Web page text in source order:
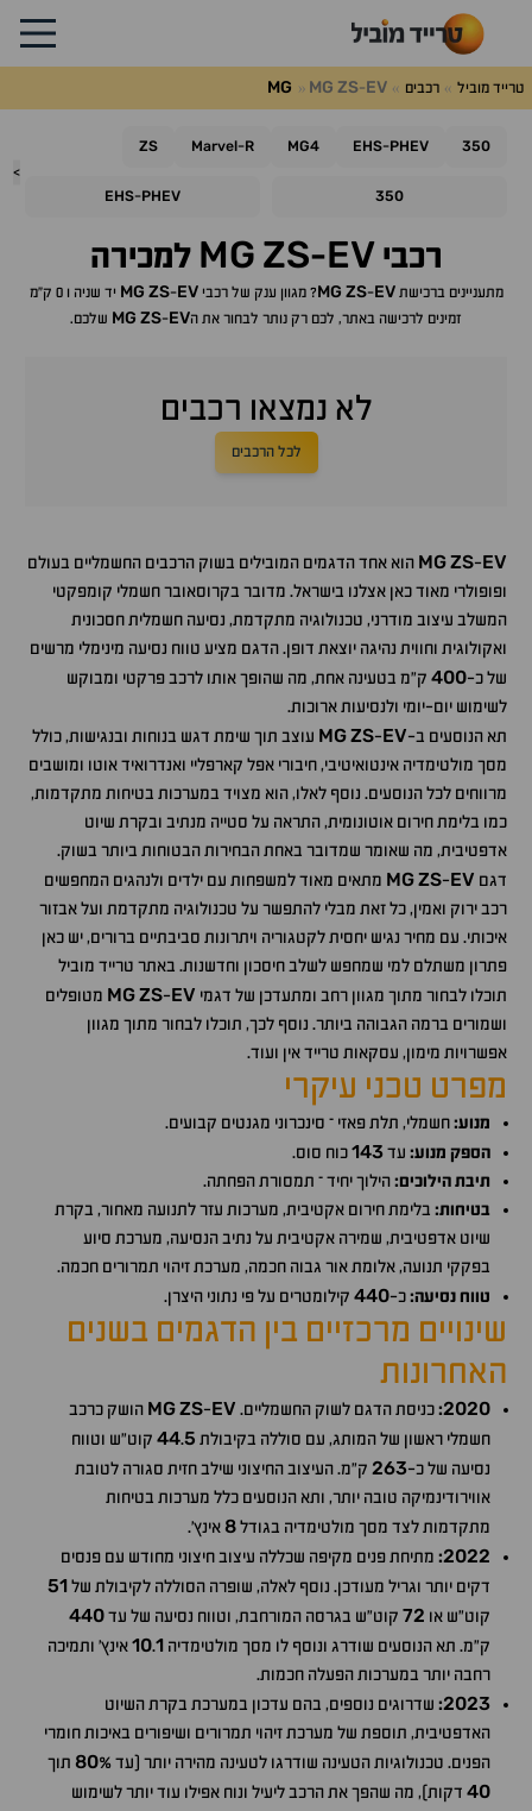
טרייד מוביל רכבים MG MG ZS-EV
>
350
EHS-PHEV
MG4
Marvel-R
ZS
350
EHS-PHEV
רכבי MG ZS-EV למכירה
מתעניינים ברכישת MG ZS-EV ? מגוון ענק של רכבי MG ZS-EV
יד שניה ו 0 ק"מ
זמינים לרכישה באתר, לכם רק נותר לבחור את ה
MG ZS-EV שלכם.
לא נמצאו רכבים
לכל הרכבים
MGZS-EV
הוא אחד הדגמים המובילים בשוק הרכבים החשמליים בעולם
ופופולרי מאוד כאן אצלנו בישראל. מדובר בקרוסאובר חשמלי קומפקטי
המשלב עיצוב מודרני, טכנולוגיה מתקדמת, נסיעה חשמלית חסכונית
ואקולוגית וחווית נהיגה יוצאת דופן. הדגם מציע טווח נסיעה מינימלי מרשים
של כ-400 ק"מ בטעינה אחת, מה שהופך אותו לרכב פרקטי ומבוקש
לשימוש יום-יומי ולנסיעות ארוכות.
תא הנוסעים ב-
MGZS-EV
עוצב תוך שימת דגש בנוחות ובנגישות, כולל
מסך מולטימדיה אינטואיטיבי, חיבורי אפל קארפליי ואנדרואיד אוטו ומושבים
מרווחים לכל הנוסעים. נוסף לאלו, הוא מצויד במערכות בטיחות מתקדמות,
כמו בלימת חירום אוטונומית, התראה על סטייה מנתיב ובקרת שיוט
אדפטיבית, מה שאומר שמדובר באחת הבחירות הבטוחות ביותר בשוק.
דגם
MGZS-EV
מתאים מאוד למשפחות עם ילדים ולנהגים המחפשים
רכב ירוק ואמין, כל זאת מבלי להתפשר על טכנולוגיה מתקדמת ועל אבזור
איכותי. עם מחיר נגיש יחסית לקטגוריה ויתרונות סביבתיים ברורים, יש כאן
פתרון משתלם למי שמחפש לשלב חיסכון וחדשנות. באתר טרייד מוביל
תוכלו לבחור מתוך מגוון רחב ומתעדכן של דגמי
MGZS-EV
מטופלים
ושמורים ברמה הגבוהה ביותר. נוסף לכך, תוכלו לבחור מתוך מגוון
אפשרויות מימון, עסקאות טרייד אין ועוד.
מפרט טכני עיקרי
מנוע:חשמלי, תלת פאזי – סינכרוני מגנטים קבועים.
הספק מנוע: עד143כוח סוס.
תיבת הילוכים:הילוך יחיד – תמסורת הפחתה.
בטיחות: בלימת חירום אקטיבית, מערכות עזר לתנועה מאחור, בקרת
שיוט אדפטיבית, שמירה אקטיבית על נתיב הנסיעה, מערכת סיוע
בפקקי תנועה, אלומת אור גבוה חכמה, מערכת זיהוי תמרורים חכמה.
טווח נסיעה:כ-440 קילומטרים על פי נתוני היצרן.
שינויים מרכזיים בין הדגמים בשנים
האחרונות
2020
:כניסת הדגם לשוק החשמליים. MGZS-EV
הושק כרכב
חשמלי ראשון של המותג, עם סוללה בקיבולת
44.5
קוט"ש וטווח
נסיעה של כ-263 ק"מ. העיצוב החיצוני שילב חזית סגורה לטובת
אווירודינמיקה טובה יותר, ותא הנוסעים כלל מערכות בטיחות
מתקדמות לצד מסך מולטימדיה בגודל8אינץ׳.
2022
: מתיחת פנים מקיפה שכללה עיצוב חיצוני מחודש עם פנסים
דקים יותר וגריל מעודכן. נוסף לאלה, שופרה הסוללה לקיבולת של51
קוט"ש או 72 קוט"ש בגרסה המורחבת, וטווח נסיעה של עד440
ק"מ. תא הנוסעים שודרג ונוסף לו מסך מולטימדיה 10.1
אינץ' ותמיכה
רחבה יותר במערכות הפעלה חכמות.
2023
: שדרוגים נוספים, בהם עדכון במערכת בקרת השיוט
האדפטיבית, תוספת של מערכת זיהוי תמרורים ושיפורים באיכות חומרי
הפנים. טכנולוגיות הטעינה שודרגו לטעינה מהירה יותר (עד
80% תוך
40 דקות), מה שהפך את הרכב ליעיל ונוח אפילו עוד יותר לשימוש